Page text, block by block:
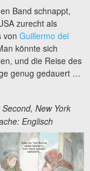
Band schnappt,
zurecht als
von Guillermo del
könnte sich
und die Reise des
genug gedauert …
New York
Englisch